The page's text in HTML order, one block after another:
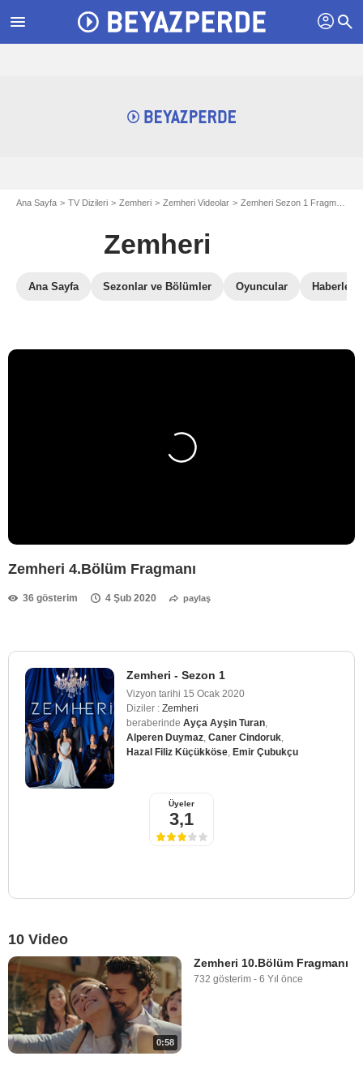
menu profil search
Ana Sayfa TV Dizileri Zemheri Zemheri Videolar Zemheri Sezon 1 Fragmanlar
Zemheri
Ana Sayfa Sezonlar ve Bölümler Oyuncular Haberler
Zemheri 4.Bölüm Fragmanı
36 gösterim 4 Şub 2020 paylaş
Zemheri - Sezon 1
Vizyon tarihi 15 Ocak 2020
Diziler : Zemheri
beraberinde Ayça Ayşin Turan
Alperen Duymaz Caner Cindoruk
Hazal Filiz Küçükköse Emir Çubukçu
Üyeler
3,1
10 Video
0:58
Zemheri 10.Bölüm Fragmanı
732 gösterim - 6 Yıl önce